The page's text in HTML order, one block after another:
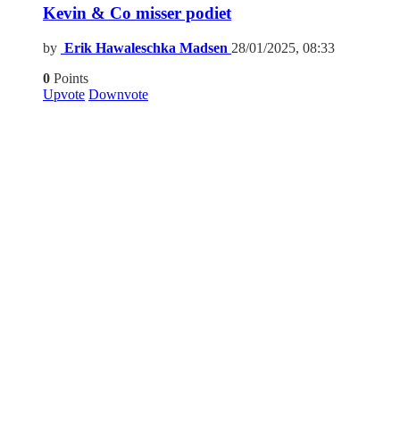
Kevin & Co misser podiet
by Erik Hawaleschka Madsen 28/01/2025, 08:33
0 Points
Upvote Downvote